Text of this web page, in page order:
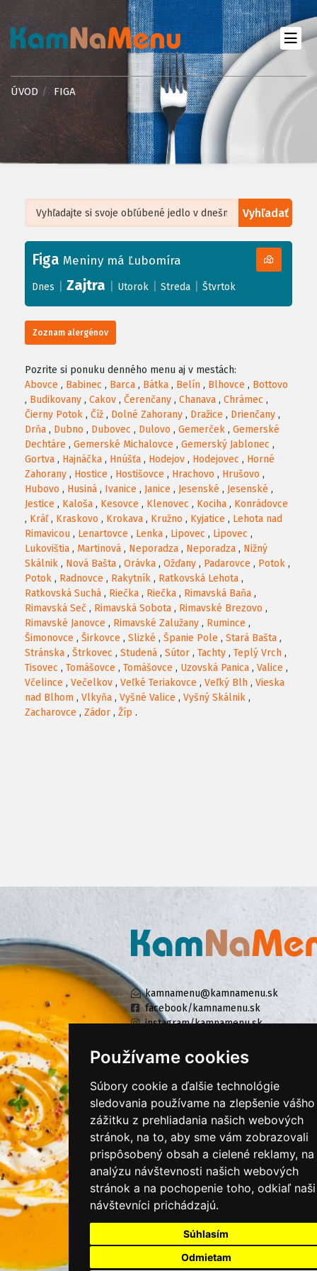
Používame cookies
Súbory cookie a ďalšie technológie
sledovania používame na zlepšenie vášho
zážitku z prehliadania našich webových
stránok, na to, aby sme vám zobrazovali
prispôsobený obsah a cielené reklamy, na
analýzu návštevnosti našich webových
stránok a na pochopenie toho, odkiaľ naši
návštevníci prichádzajú.
Súhlasím
Odmietam
ÚVOD FIGA
Vyhľadať
+
−
Leaflet| ©OpenStreetMap, Tiles courtesy ofHumanitarian OpenStreetMap
Figa Meniny má Ľubomíra
Dnes Zajtra Utorok Streda Štvrtok
Zoznam alergénov
Pozrite si ponuku denného menu aj v mestách:
Abovce , Babinec , Barca , Bátka , Belín , Blhovce , Bottovo
, Budikovany , Cakov , Čerenčany , Chanava , Chrámec ,
Čierny Potok , Číž , Dolné Zahorany , Dražice , Drienčany ,
Drňa , Dubno , Dubovec , Dulovo , Gemerček , Gemerské
Dechtáre , Gemerské Michalovce , Gemerský Jablonec ,
Gortva , Hajnáčka , Hnúšťa , Hodejov , Hodejovec , Horné
Zahorany , Hostice , Hostišovce , Hrachovo , Hrušovo ,
Hubovo , Husiná , Ivanice , Janice , Jesenské , Jesenské ,
Jestice , Kaloša , Kesovce , Klenovec , Kociha , Konrádovce
, Kráľ, Kraskovo , Krokava , Kružno , Kyjatice , Lehota nad
Rimavicou , Lenartovce , Lenka , Lipovec , Lipovec ,
Lukovištia , Martinová , Neporadza , Neporadza , Nižný
Skálnik , Nová Bašta , Orávka , Ožďany , Padarovce , Potok ,
Potok , Radnovce , Rakytník , Ratkovská Lehota ,
Ratkovská Suchá , Riečka , Riečka , Rimavská Baňa ,
Rimavská Seč , Rimavská Sobota , Rimavské Brezovo ,
Rimavské Janovce , Rimavské Zalužany , Rumince ,
Šimonovce , Širkovce , Slizké , Španie Pole , Stará Bašta ,
Stránska , Štrkovec , Studená , Sútor , Tachty , Teplý Vrch ,
Tisovec , Tomášovce , Tomášovce , Uzovská Panica , Valice ,
Včelince , Večelkov , Veľké Teriakovce , Veľký Blh , Vieska
nad Blhom , Vlkyňa , Vyšné Valice , Vyšný Skálnik ,
Zacharovce , Zádor , Žíp .
kamnamenu@kamnamenu.sk
facebook/kamnamenu.sk
instagram/kamnamenu.sk
PRIHLÁSIŤ SA DO ZÁKAZNÍCKEJ ZÓNY
Všeobecné obchodné podmienky
Ochrana osobných údajov
Cookies
Moje KamNaMenu
Pridať reštauráciu